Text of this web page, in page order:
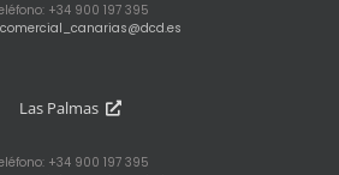
+34 900 197 395
comercial_canarias@dcd.es
Las Palmas
+34 900 197 395